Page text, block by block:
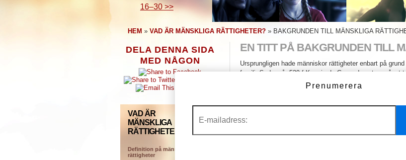
16–30 >>
HEM » VAD ÄR MÄNSKLIGA RÄTTIGHETER? » BAKGRUNDEN TILL MÄNSKLIGA
DELA DENNA SIDA
MED NÅGON
VAD ÄR
MÄNSKLIGA
RÄTTIGHETER?
Definition på mänskliga
rättigheter
EN TITT PÅ BAKGRUNDEN TILL
Ursprungligen hade människor rättigheter enbart på
familj. Sedan, år 539 f.Kr., gjorde Cyrus den store något
– han befriade alla slavar så att de kunde återvända
rätten att välja sin egen religion. Cyrus-cylindern, en
Idén om individuella rättigheter spred sig snabbt till
– etablerade nya rättigheter och
Prenumerera